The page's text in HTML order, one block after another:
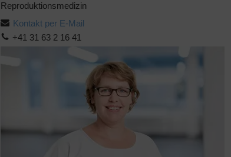
Reproduktionsmedizin
Kontakt per E-Mail
+41 31 63 2 16 41